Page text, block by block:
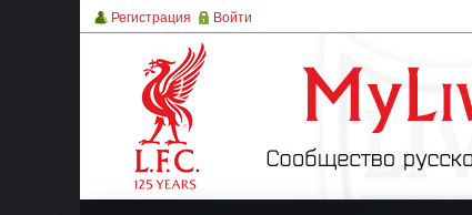
Регистрация Войти